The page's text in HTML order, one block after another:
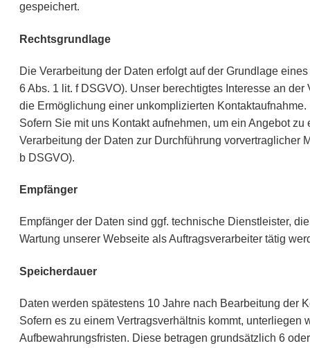
gespeichert.
Rechtsgrundlage
Die Verarbeitung der Daten erfolgt auf der Grundlage
6 Abs. 1 lit. f DSGVO). Unser berechtigtes Interesse an der
die Ermöglichung einer unkomplizierten Kontaktaufnahme.
Sofern Sie mit uns Kontakt aufnehmen, um ein Angebot zu
Verarbeitung der Daten zur Durchführung vorvertraglicher
b DSGVO).
Empfänger
Empfänger der Daten sind ggf. technische Dienstleister,
Wartung unserer Webseite als Auftragsverarbeiter tätig
Speicherdauer
Daten werden spätestens 10 Jahre nach Bearbeitung der
Sofern es zu einem Vertragsverhältnis kommt, unterliegen
Aufbewahrungsfristen. Diese betragen grundsätzlich 6